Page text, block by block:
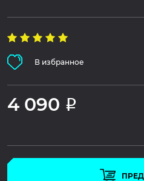
В избранное
4 090 Р